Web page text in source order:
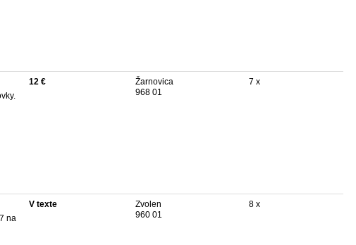
12 €
Žarnovica
968 01
7 x
na
V texte
Zvolen
960 01
8 x